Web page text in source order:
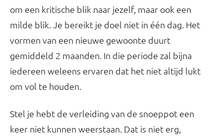
om een kritische blik naar jezelf, maar ook een
milde blik. Je bereikt je doel niet in één dag. Het
vormen van een nieuwe gewoonte duurt
gemiddeld 2 maanden. In die periode zal bijna
iedereen weleens ervaren dat het niet altijd lukt
om vol te houden.
Stel je hebt de verleiding van de snoeppot een
keer niet kunnen weerstaan. Dat is niet erg,